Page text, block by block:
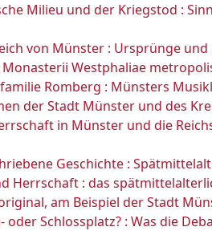
Milieu und der Kriegstod :
von Münster : Ursprünge
Westphaliae
Romberg : Münsters
der Stadt Münster und des
in Münster und die
Geschichte :
Herrschaft : das
am Beispiel der Stadt
oder Schlossplatz? : Was die